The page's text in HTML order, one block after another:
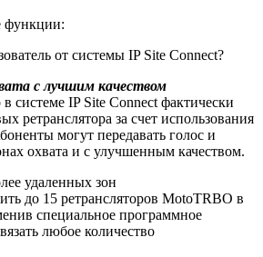
функции:
от системы IP Site Connect?
с лучшим качеством
системе IP Site Connect фактически
ретранслятора за счет использования
могут передавать голос и
охвата и с улучшенным качеством.
удаленных зон
до 15 ретрансляторов MotoTRBO в
специальное программное
любое количество